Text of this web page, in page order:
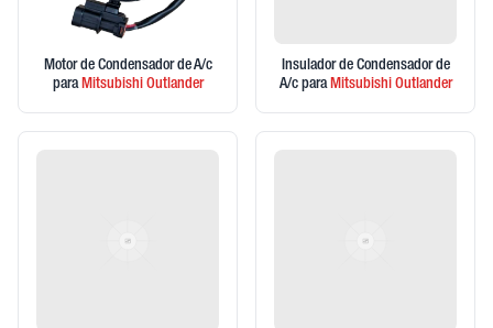
Motor de Condensador de A/c
paraMitsubishiOutlander
Insulador de Condensador de
A/c paraMitsubishiOutlander